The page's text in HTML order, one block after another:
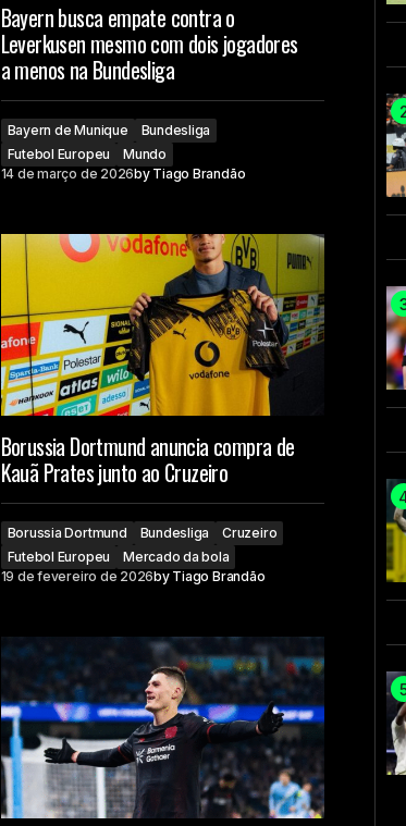
Bayern busca empate contra o
Leverkusen mesmo com dois jogadores
a menos na Bundesliga
Bayern de Munique
Bundesliga
Futebol Europeu
Mundo
14 de março de 2026by Tiago Brandão
Borussia Dortmund anuncia compra de
Kauã Prates junto ao Cruzeiro
Borussia Dortmund Bundesliga
Cruzeiro
Futebol Europeu
Mercado da bola
19 de fevereiro de 2026by Tiago Brandão